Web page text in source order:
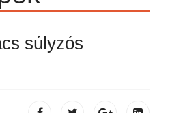
súlyzós